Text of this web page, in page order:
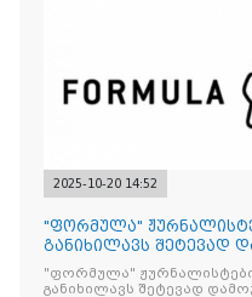
2025-10-20 14:52
"ფორმულა"
განიხილავს შეტევად
წინააღმდ
"ფორმულა"
განიხილავს შეტევად